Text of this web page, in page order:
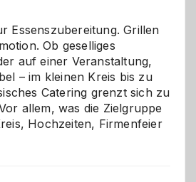
Essenszubereitung. Grillen
Ob geselliges
auf einer Veranstaltung,
– im kleinen Kreis bis zu
Catering grenzt sich zu
allem, was die Zielgruppe
Hochzeiten, Firmenfeier